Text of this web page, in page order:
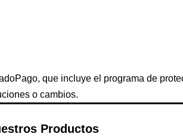
que incluye el programa de
o cambios.
Productos